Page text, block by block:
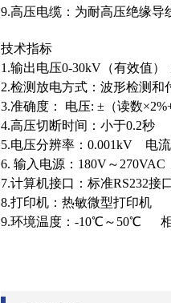
9.高压电缆：为耐高压绝缘导
技术指标
1.输出电压0-30kV（有效值）
2.检测放电方式：波形检测和
3.准确度： 电压: ±（读数
4.高压切断时间：小于0.2秒
5.电压分辨率：0.001kV 电
6. 输入电源：180V～
7.计算机接口：标准RS232接
8.打印机：热敏微型打印机
9.环境温度：-10℃～50℃ 相